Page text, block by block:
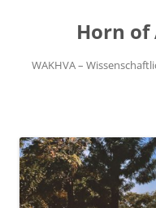
Horn of
WAKHVA –